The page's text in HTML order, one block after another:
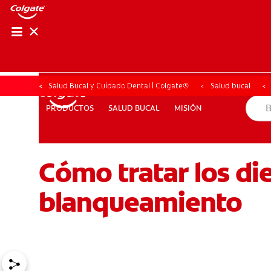
PRODUCTOS SALUD BUCAL MISIÓN
PARA PROFESIONALES CUPONES CO (ES)
PRODUCTOS SALUD BUCAL MISIÓN
CHEQUEO DE
Salud Bucal y Cuidado Dental | Colgate® Salud bucal
Cómo tratar los
blanqueamiento